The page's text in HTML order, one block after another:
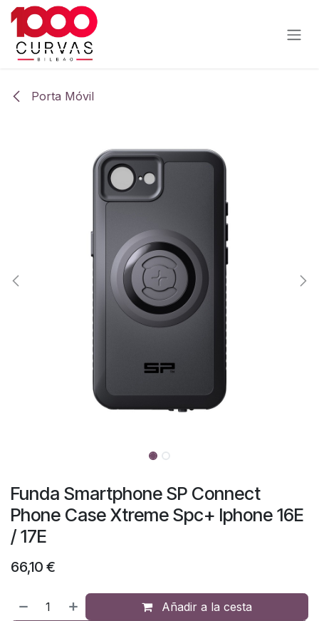
Ir al contenido
Porta Móvil
Funda Smartphone SP Connect
Phone Case Xtreme Spc+ Iphone 16E
/ 17E
66,10 €
Añadir a la cesta